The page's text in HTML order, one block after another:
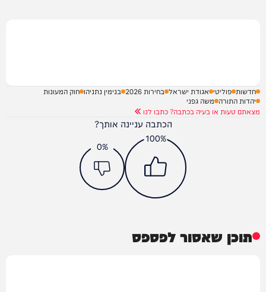
חדשות פוליטי אגודת ישראל בחירות 2026 בנימין נתניהו חוק המעונות
יהדות התורה משה גפני
מצאתם טעות או בעיה בכתבה? כתבו לנו
הכתבה עניינה אותך?
100%
0%
תוכן שאסור לפספס